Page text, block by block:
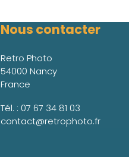
Nous contacter
Retro Photo
54000 Nancy
France
Tél. : 07 67 34 81 03
contact@retrophoto.fr